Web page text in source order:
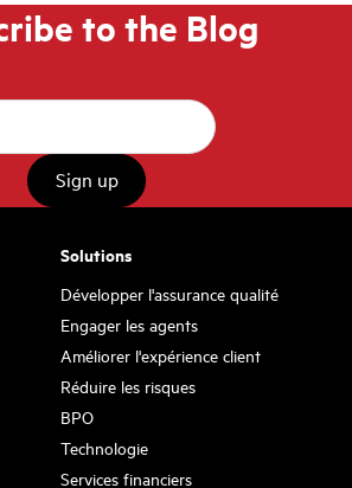
to the Blog
Solutions
Développer l'assurance qualité
Engager les agents
Améliorer l'expérience client
Réduire les risques
BPO
Technologie
Services financiers